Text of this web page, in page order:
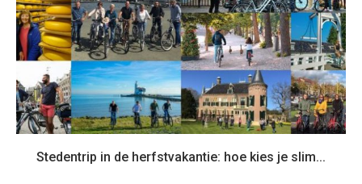
Stedentrip in de herfstvakantie: hoe kies je slim...